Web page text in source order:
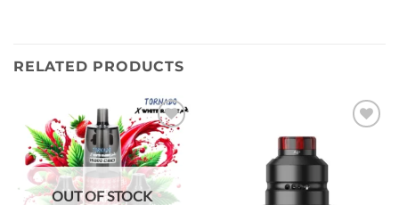
RELATED PRODUCTS
Add to
wishlist
OUT OF STOCK